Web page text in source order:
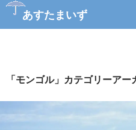
あすたまいず
検
ツ
ス
キ
「モンゴル」カテゴリーアー